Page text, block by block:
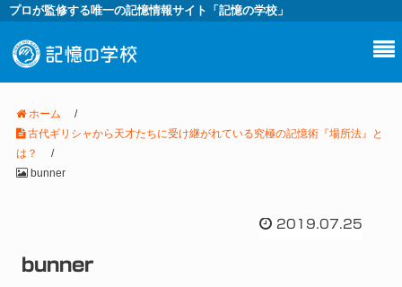
プロが監修する唯一の記憶情報サイト「記憶の学校」
ホーム
/
古代ギリシャから天才たちに受け継がれている究極の記憶術『場所法』と
は？
/
bunner
2019.07.25
bunner